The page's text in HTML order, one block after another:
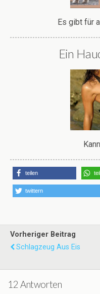
Es gibt für
Ein
teilen
twittern
Vorheriger Beitrag
Schlagzeug Aus Eis
12 Antworten